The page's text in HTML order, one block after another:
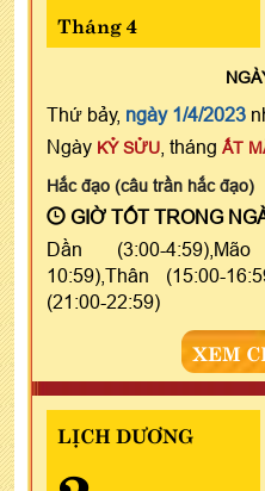
Tháng 4
Thứ bảy, ngày 1/4/2023
Ngày KỶ SỬU , tháng ẤT
Hắc đạo (câu trần hắc đạo)
GIỜ TỐT TRONG
Dần (3:00-
10:59),Thân (15:00-
(21:00-22:59)
XEM
LỊCH DƯƠNG